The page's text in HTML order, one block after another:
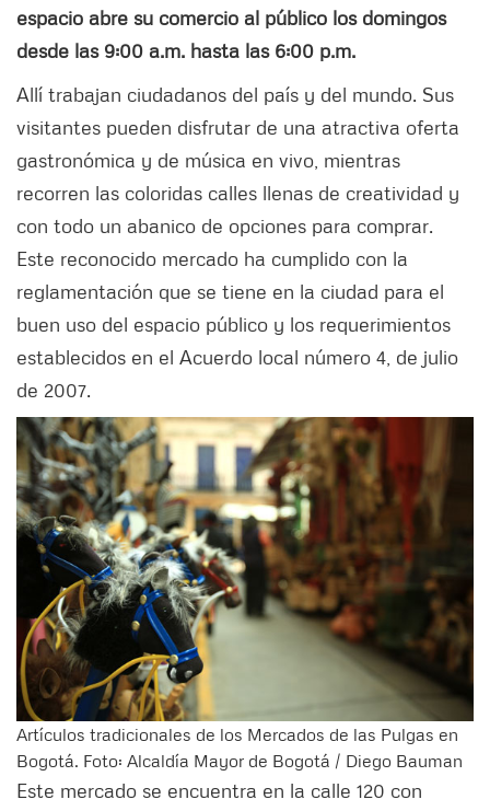
espacio abre su comercio al público los domingos
desde las 9:00 a.m. hasta las 6:00 p.m.
Allí trabajan ciudadanos del país y del mundo. Sus
visitantes pueden disfrutar de una atractiva oferta
gastronómica y de música en vivo, mientras
recorren las coloridas calles llenas de creatividad y
con todo un abanico de opciones para comprar.
Este reconocido mercado ha cumplido con la
reglamentación que se tiene en la ciudad para el
buen uso del espacio público y los requerimientos
establecidos en el Acuerdo local número 4, de julio
de 2007.
Artículos tradicionales de los Mercados de las Pulgas en
Bogotá. Foto: Alcaldía Mayor de Bogotá / Diego Bauman
Este mercado se encuentra en la calle 120 con